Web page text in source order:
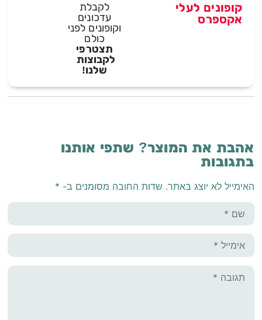
לקבלת
עדכונים
וקופונים לפני
כולם
תצטרפי
לקבוצות
שלנו!
קופונים לעלי
אקספרס
אהבת את המוצר? שתפי אותנו
בתגובות
האימייל לא יוצג באתר. שדות החובה מסומנים ב- *